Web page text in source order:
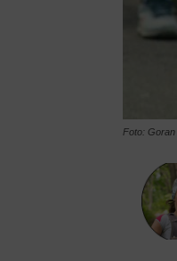
Foto: Goran